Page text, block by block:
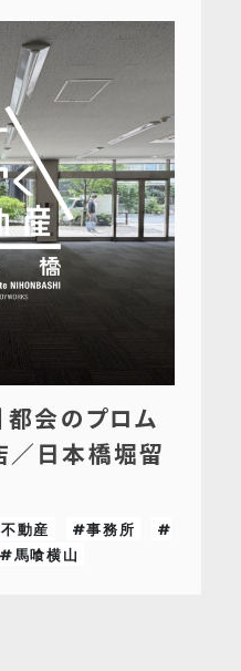
都会のプロム
／日本橋堀留
動産 #事務所
#
#馬喰横山